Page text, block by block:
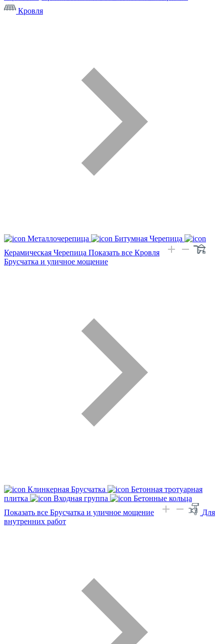
Кровля
Металлочерепица
Битумная Черепица
Керамическая Черепица Показать все Кровля
Брусчатка и уличное мощение
Клинкерная Брусчатка
Бетонная тротуарная
плитка
Входная группа
Бетонные кольца
Показать все Брусчатка и уличное мощение
Для
внутренних работ